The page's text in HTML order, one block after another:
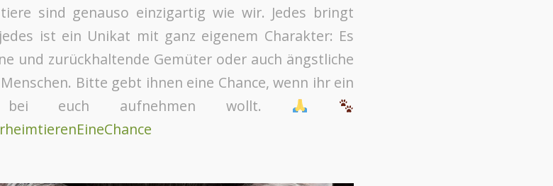
sind genauso einzigartig wie wir. Jedes bringt
ist ein Unikat mit ganz eigenem Charakter: Es
und zurückhaltende Gemüter oder auch ängstliche
Bitte gebt ihnen eine Chance, wenn ihr ein
bei euch aufnehmen wollt.